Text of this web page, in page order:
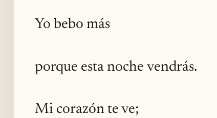
Yo bebo más
porque esta noche vendrás.
Mi corazón te ve;